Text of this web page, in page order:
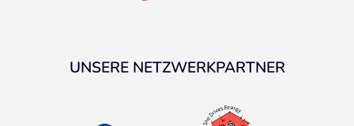
UNSERE NETZWERKPARTNER